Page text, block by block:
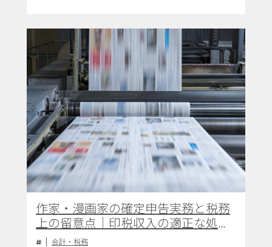
作家・漫画家の確定申告実務と税務
上の留意点｜印税収入の適正な処理
および経費計上の指針
会計・税務